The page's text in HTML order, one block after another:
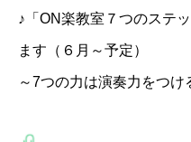
♪「ON楽教室７つのステ
ます（６月～予定）
～7つの力は演奏力をつけ